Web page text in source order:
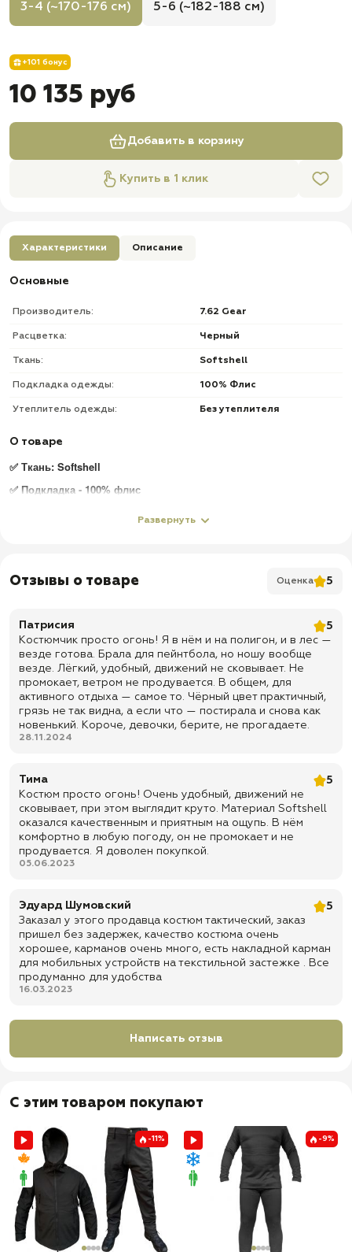
3-4 (~170-176 см) 5-6 (~182-188 см)
+101 бонус
10 135 руб
Добавить в корзину
Купить в 1 клик
Характеристики Описание
Основные
Производитель: 7.62 Gear
Расцветка: Черный
Ткань: Softshell
Подкладка одежды: 100% Флис
Утеплитель одежды: Без утеплителя
О товаре
✅ Ткань: Softshell
✅ Подкладка - 100% флис
Куртка:
Затяжка по низу куртки для предотвращения попадания
холодного воздуха
Капюшон регулируется, со стопорками
Воротник-стойка
Манжеты на текстильной застежке Velcro
Нагрудный прорезной карман 24Х15 см
✅ Пара наплечных карманов 10х15 см
✅ Левый нарукавный карман на предплечье 8х8 см
Брюки:
Широкие шлевки под ремень
✅ Пояс на резинке
✅ Затяжки со стопорками по низу брюк
Стандартные поясные открытые карманы 12Х19 см
✅ Большие карго-карманы с выточкой на молнии, размер 22Х16
см
✅ Накладной карман для мобильных устройств на текстильной
✅ Задние боковые карманы на текстильной застежке 17Х20 см
✅ Задние мини-карманы для ножа, зажигалки или прочего
✅Быстрая отправка
Развернуть
Отзывы о товаре Оценка 5
Патрисия
5
Костюмчик просто огонь! Я в нём и на полигон, и в лес —
везде готова. Брала для пейнтбола, но ношу вообще
везде. Лёгкий, удобный, движений не сковывает. Не
промокает, ветром не продувается. В общем, для
активного отдыха — самое то. Чёрный цвет практичный,
грязь не так видна, а если что — постирала и снова как
новенький. Короче, девочки, берите, не прогадаете.
28.11.2024
Тима
5
Костюм просто огонь! Очень удобный, движений не
сковывает, при этом выглядит круто. Материал Softshell
оказался качественным и приятным на ощупь. В нём
комфортно в любую погоду, он не промокает и не
продувается. Я доволен покупкой.
05.06.2023
Эдуард Шумовский
5
Заказал у этого продавца костюм тактический, заказ
пришел без задержек, качество костюма очень
хорошее, карманов очень много, есть накладной карман
для мобильных устройств на текстильной застежке . Все
продуманно для удобства
16.03.2023
Написать отзыв
С этим товаром покупают
-11% -9%